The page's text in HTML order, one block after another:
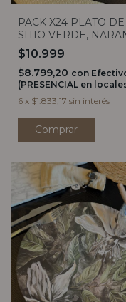
PACK X24 PLATO DE
SITIO VERDE,
Y BORDO
$10.999
$8.799,20 con
(PRESENCIAL en
6 x $1.833,17 sin interés